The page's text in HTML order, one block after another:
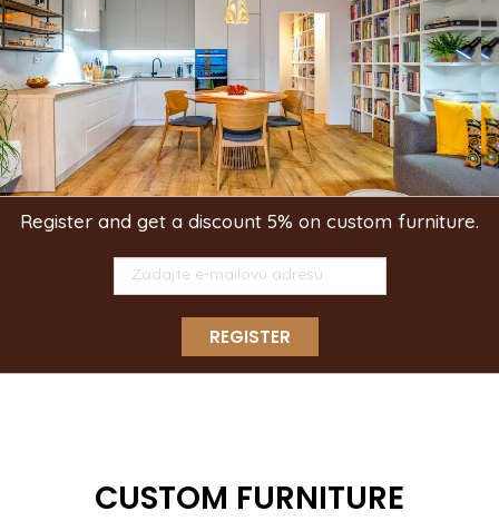
Register and get a discount 5% on custom furniture.
REGISTER
CUSTOM FURNITURE